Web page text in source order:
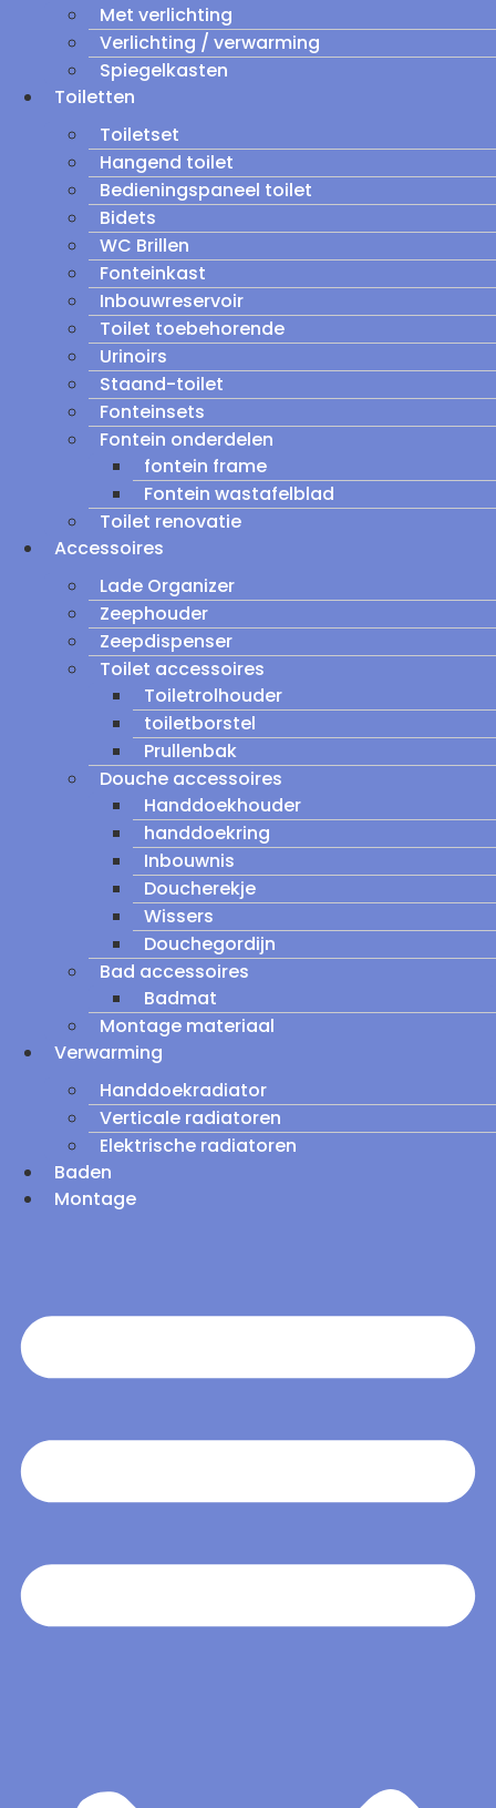
Met verlichting
Verlichting / verwarming
Spiegelkasten
Toiletten
Toiletset
Hangend toilet
Bedieningspaneel toilet
Bidets
WC Brillen
Fonteinkast
Inbouwreservoir
Toilet toebehorende
Urinoirs
Staand-toilet
Fonteinsets
Fontein onderdelen
fontein frame
Fontein wastafelblad
Toilet renovatie
Accessoires
Lade Organizer
Zeephouder
Zeepdispenser
Toilet accessoires
Toiletrolhouder
toiletborstel
Prullenbak
Douche accessoires
Handdoekhouder
handdoekring
Inbouwnis
Doucherekje
Wissers
Douchegordijn
Bad accessoires
Badmat
Montage materiaal
Verwarming
Handdoekradiator
Verticale radiatoren
Elektrische radiatoren
Baden
Montage